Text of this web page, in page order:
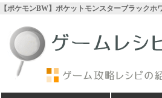
【ポケモンBW】ポケットモンスターブラック